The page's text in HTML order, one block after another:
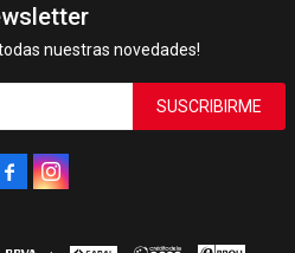
nuestras novedades!
SUSCRIBIRME
 